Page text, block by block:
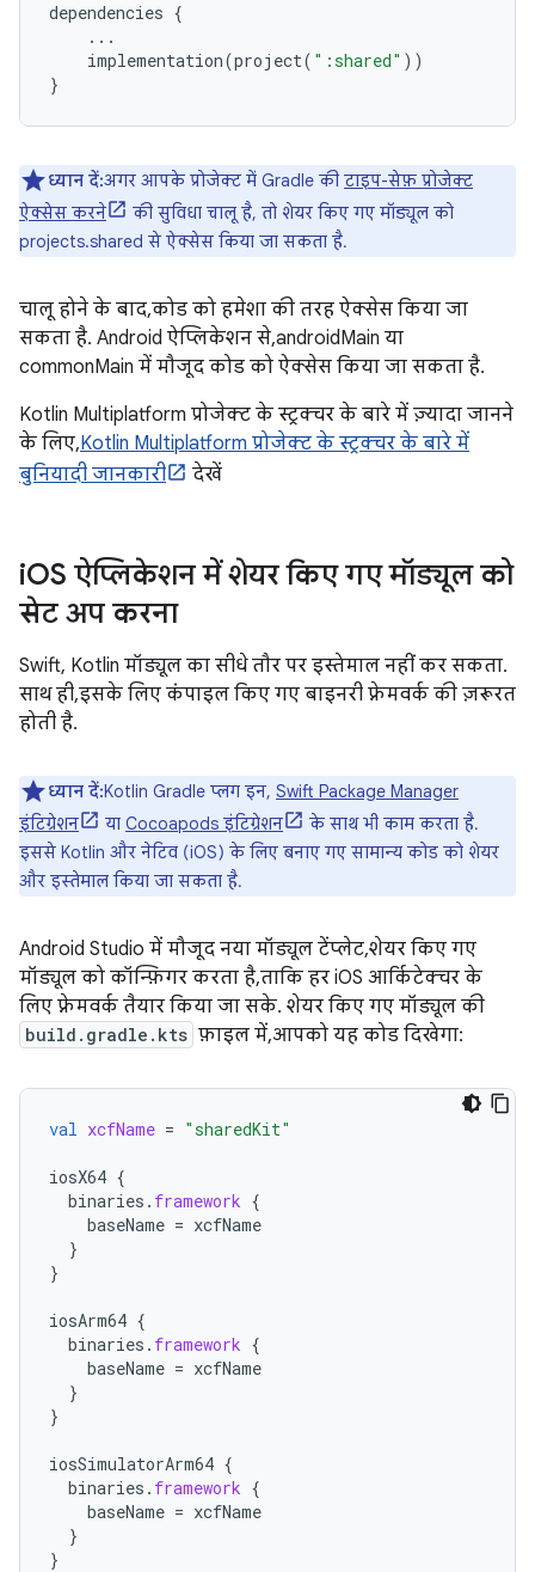
dependencies {
...
implementation(project( ":shared" ))
}
ध्यान दें:अगर आपके प्रोजेक्ट में Gradle की टाइप-सेफ़ प्रोजेक्ट
ऐक्सेस करने
की सुविधा चालू है, तो शेयर किए गए मॉड्यूल को
projects.shared से ऐक्सेस किया जा सकता है.
चालू होने के बाद, कोड को हमेशा की तरह ऐक्सेस किया जा
सकता है. Android ऐप्लिकेशन से, androidMain या
commonMain में मौजूद कोड को ऐक्सेस किया जा सकता है.
Kotlin Multiplatform प्रोजेक्ट के स्ट्रक्चर के बारे में ज़्यादा जानने
के लिए,Kotlin Multiplatform प्रोजेक्ट के स्ट्रक्चर के बारे में
बुनियादी जानकारी
देखें
iOS ऐप्लिकेशन में शेयर किए गए मॉड्यूल को
सेट अप करना
Swift, Kotlin मॉड्यूल का सीधे तौर पर इस्तेमाल नहीं कर सकता.
साथ ही, इसके लिए कंपाइल किए गए बाइनरी फ़्रेमवर्क की ज़रूरत
होती है.
ध्यान दें:Kotlin Gradle प्लग इन, Swift Package Manager
इंटिग्रेशन
या Cocoapods इंटिग्रेशन
के साथ भी काम करता है.
इससे Kotlin और नेटिव (iOS) के लिए बनाए गए सामान्य कोड को शेयर
और इस्तेमाल किया जा सकता है.
Android Studio में मौजूद नया मॉड्यूल टेंप्लेट, शेयर किए गए
मॉड्यूल को कॉन्फ़िगर करता है, ताकि हर iOS आर्किटेक्चर के
लिए फ़्रेमवर्क तैयार किया जा सके. शेयर किए गए मॉड्यूल की
build.gradle.kts फ़ाइल में, आपको यह कोड दिखेगा:
val xcfName = "sharedKit"
iosX64 {
binaries . framework {
baseName = xcfName
}
}
iosArm64 {
binaries . framework {
baseName = xcfName
}
}
iosSimulatorArm64 {
binaries . framework {
baseName = xcfName
}
}